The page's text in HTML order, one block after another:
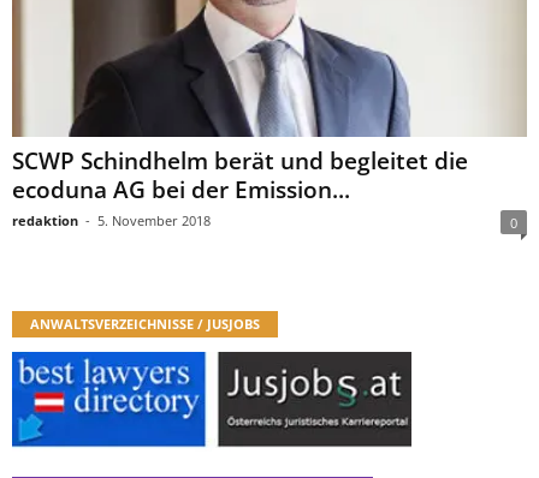
SCWP Schindhelm berät und begleitet die
ecoduna AG bei der Emission...
redaktion - 5. November 2018 0
ANWALTSVERZEICHNISSE / JUSJOBS